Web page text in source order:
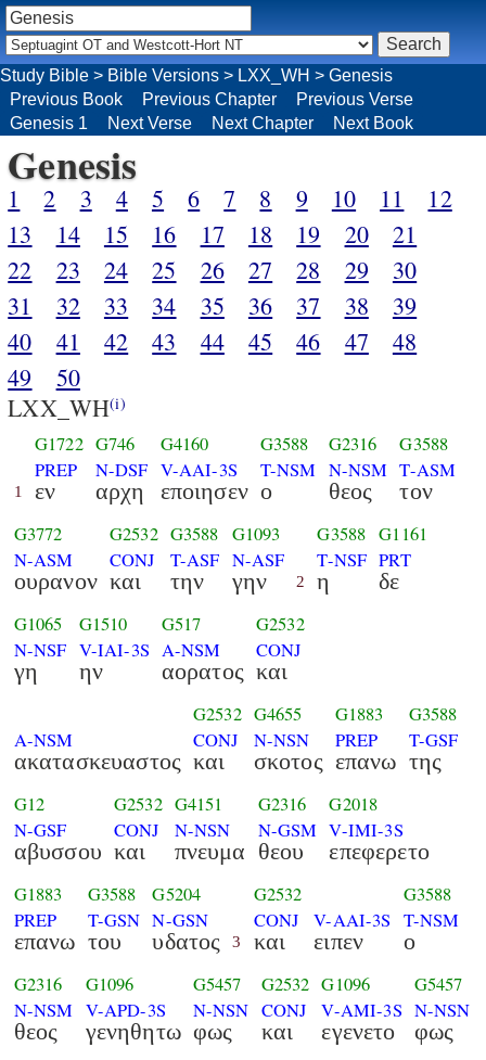
Study Bible > Bible Versions > LXX_WH > Genesis
Previous Book
Previous Chapter
Previous Verse
Genesis 1
Next Verse Next Chapter Next Book
Genesis
1 2 3 4 5 6 7 8 9 10 11
12
13
14 15 16 17 18 19 20
21
22
23 24 25 26 27 28 29
30
31
32 33 34 35 36 37 38
39
40
41 42 43 44 45 46 47
48
49
50
LXX_WH(i)
1
G1722
PREP
εν
G746
N-DSF
αρχη
G4160
V-AAI-3S
εποιησεν
G3588
T-NSM
ο
G2316
N-NSM
θεος
G3588
T-ASM
τον
G3772
N-ASM
ουρανον
G2532
CONJ
και
G3588
T-ASF
την
G1093
N-ASF
γην 2
G3588
T-NSF
η
G1161
PRT
δε
G1065
N-NSF
γη
G1510
V-IAI-3S
ην
G517
A-NSM
αορατος
G2532
CONJ
και
A-NSM
ακατασκευαστος
G2532
CONJ
και
G4655
N-NSN
σκοτος
G1883
PREP
επανω
G3588
T-GSF
της
G12
N-GSF
αβυσσου
G2532
CONJ
και
G4151
N-NSN
πνευμα
G2316
N-GSM
θεου
G2018
V-IMI-3S
επεφερετο
G1883
PREP
επανω
G3588
T-GSN
του
G5204
N-GSN
υδατος 3
G2532
CONJ
και
V-AAI-3S
ειπεν
G3588
T-NSM
ο
G2316
N-NSM
θεος
G1096
V-APD-3S
γενηθητω
G5457
N-NSN
φως
G2532
CONJ
και
G1096
V-AMI-3S
εγενετο
G5457
N-NSN
φως